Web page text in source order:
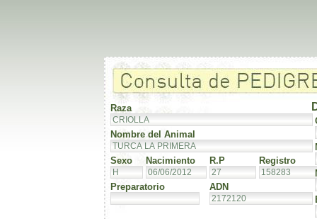
Raza
Nombre del Animal
Sexo Nacimiento R.P Registro
Preparatorio ADN